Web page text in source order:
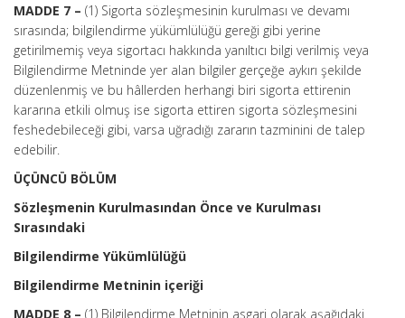
MADDE 7 – (1) Sigorta sözleşmesinin kurulması ve devamı
sırasında; bilgilendirme yükümlülüğü gereği gibi yerine
getirilmemiş veya sigortacı hakkında yanıltıcı bilgi verilmiş veya
Bilgilendirme Metninde yer alan bilgiler gerçeğe aykırı şekilde
düzenlenmiş ve bu hâllerden herhangi biri sigorta ettirenin
kararına etkili olmuş ise sigorta ettiren sigorta sözleşmesini
feshedebileceği gibi, varsa uğradığı zararın tazminini de talep
edebilir.
ÜÇÜNCÜ BÖLÜM
Sözleşmenin Kurulmasından Önce ve Kurulması
Sırasındaki
Bilgilendirme Yükümlülüğü
Bilgilendirme Metninin içeriği
MADDE 8 – (1) Bilgilendirme Metninin asgari olarak aşağıdaki